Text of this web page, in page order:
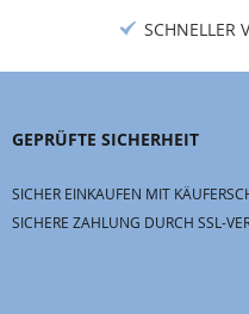
SCHNELLER
GEPRÜFTE SICHERHEIT
SICHER EINKAUFEN MIT
SICHERE ZAHLUNG DURCH SSL-